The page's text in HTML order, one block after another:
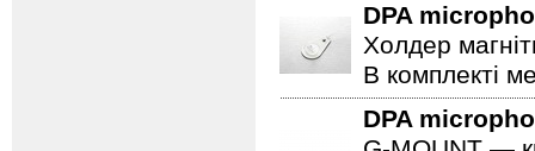
DPA
Холдер
В комплекті
DPA